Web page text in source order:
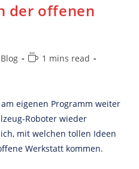
der offenen
Blog
Reading
1 mins read
eigenen Programm weiter
Roboter wieder
mit welchen tollen Ideen
Werkstatt kommen.